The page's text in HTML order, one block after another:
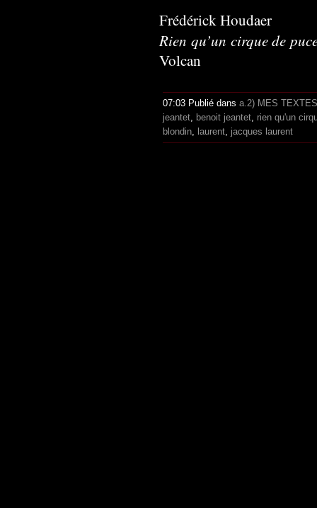
Frédérick Houdaer
Rien qu’un cirque de
Volcan
07:03 Publié dans a.2) MES TEXTES
jeantet, benoit jeantet, rien qu'un
blondin, laurent, jacques laurent